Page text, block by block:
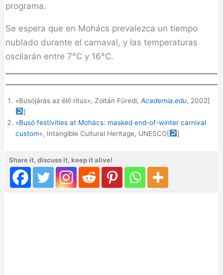
programa.
Se espera que en Mohács prevalezca un tiempo
nublado durante el carnaval, y las temperaturas
oscilarán entre 7°C y 16°C.
«Busójárás az élő rítus», Zoltán Füredi,Academia.edu, 2002[
]
«Busó festivities at Mohács: masked end-of-winter carnival
custom«, Intangible Cultural Heritage, UNESCO[ ]
Share it, discuss it, keep it alive!